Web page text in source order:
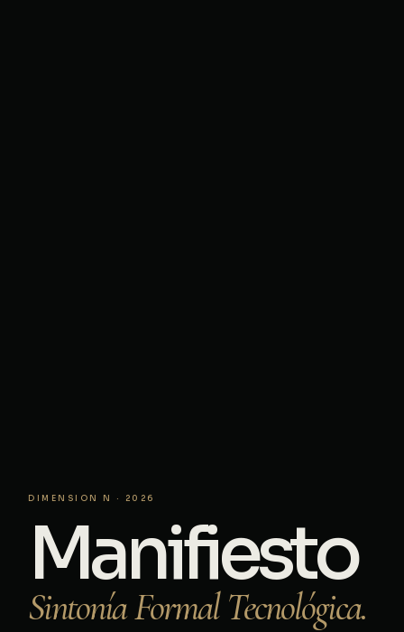
DIMENSION N · 2026
Manifiesto
Sintonía Formal Tecnológica.